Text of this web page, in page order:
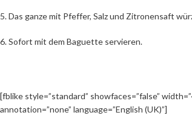
5. Das ganze mit Pfeffer, Salz und Zitronensaft
6. Sofort mit dem Baguette servieren.
[fblike style=”standard” showfaces=”false”
annotation=”none” language=”English (UK)”]